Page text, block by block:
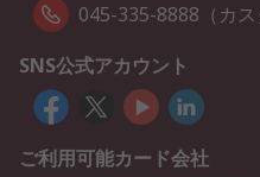
045-335-8888（カス
SNS公式アカウント
ご利用可能カード会社